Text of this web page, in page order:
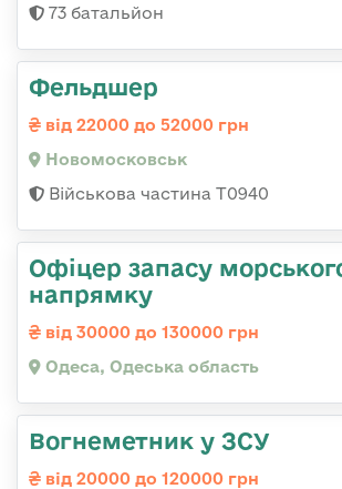
73 батальйон
Фельдшер
від 22000 до 52000 грн
Новомосковськ
Військова частина Т0940
Офіцер запасу
напрямку
від 30000 до 130000 грн
Одеса, Одеська область
Вогнеметник у ЗСУ
від 20000 до 120000 грн